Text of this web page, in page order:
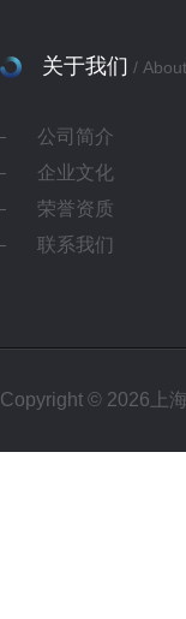
关于我们 / About
公司简介
企业文化
荣誉资质
联系我们
Copyright © 2026上